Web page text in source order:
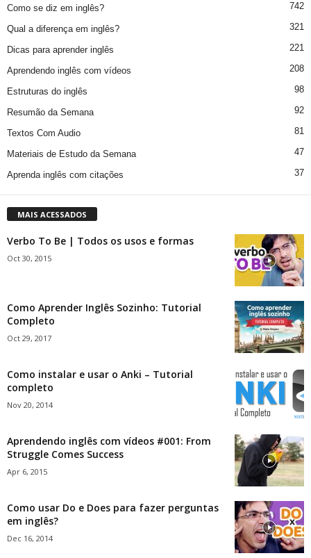
Como se diz em inglês? 742
Qual a diferença em inglês? 321
Dicas para aprender inglês 221
Aprendendo inglês com vídeos 208
Estruturas do inglês 98
Resumão da Semana 92
Textos Com Audio 81
Materiais de Estudo da Semana 47
Aprenda inglês com citações 37
MAIS ACESSADOS
Verbo To Be | Todos os usos e formas
Oct 30, 2015
Como Aprender Inglês Sozinho: Tutorial
Completo
Oct 29, 2017
Como instalar e usar o Anki – Tutorial
completo
Nov 20, 2014
Aprendendo inglês com vídeos #001: From
Struggle Comes Success
Apr 6, 2015
Como usar Do e Does para fazer perguntas
em inglês?
Dec 16, 2014